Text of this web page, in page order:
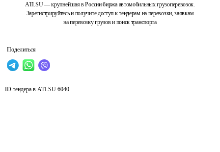
ATI.SU — крупнейшая в России биржа автомобильных грузоперевозок.
Зарегистрируйтесь и получите доступ к тендерам на перевозки, заявкам
на перевозку грузов и поиск транспорта
Поделиться
ID тендера в ATI.SU 6040